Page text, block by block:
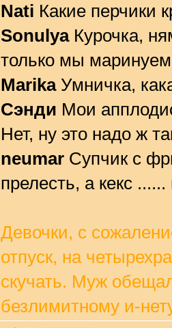
Nati Какие перчики
SonulyaКурочка,
только мы
Marika Умничка,
Сэнди Мои
Нет, ну это надо ж
neumarСупчик с
прелесть, а кекс
Девочки, с
отпуск, на
скучать. Муж
безлимитному и-